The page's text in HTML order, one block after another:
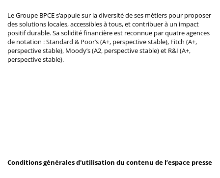
Le Groupe BPCE s’appuie sur la diversité de ses métiers pour proposer
des solutions locales, accessibles à tous, et contribuer à un impact
positif durable. Sa solidité financière est reconnue par quatre agences
de notation : Standard & Poor’s (A+, perspective stable), Fitch (A+,
perspective stable), Moody’s (A2, perspective stable) et R&I (A+,
perspective stable).
Conditions générales d'utilisation du contenu de l’espace presse